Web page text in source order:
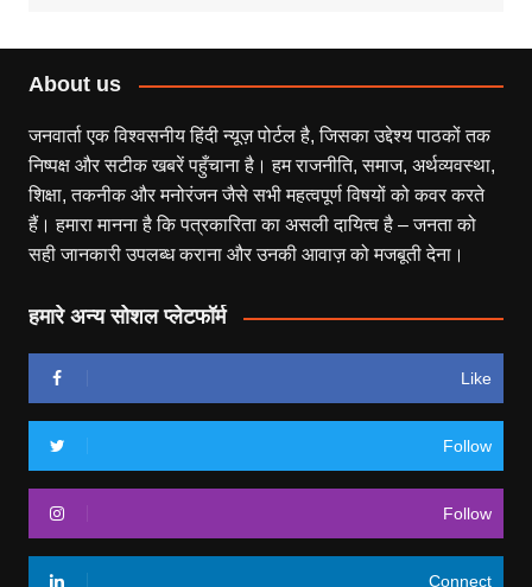
About us
जनवार्ता एक विश्वसनीय हिंदी न्यूज़ पोर्टल है, जिसका उद्देश्य पाठकों तक
निष्पक्ष और सटीक खबरें पहुँचाना है। हम राजनीति, समाज, अर्थव्यवस्था,
शिक्षा, तकनीक और मनोरंजन जैसे सभी महत्वपूर्ण विषयों को कवर करते
हैं। हमारा मानना है कि पत्रकारिता का असली दायित्व है – जनता को
सही जानकारी उपलब्ध कराना और उनकी आवाज़ को मजबूती देना।
हमारे अन्य सोशल प्लेटफॉर्म
Like
Follow
Follow
Connect